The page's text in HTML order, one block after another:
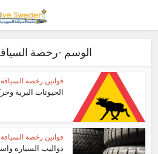
الوسم -رخصة
قوانين رخصة السياقة
الحيونات البرية
قوانين رخصة السياقة
دواليب السياره